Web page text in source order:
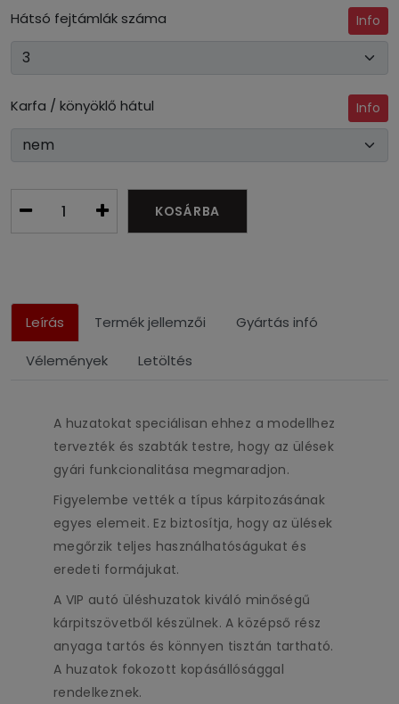
Hátsó fejtámlák száma Info
Karfa / könyöklő hátul Info
KOSÁRBA
Leírás Termék jellemzői Gyártás infó
Vélemények Letöltés
A huzatokat speciálisan ehhez a modellhez
tervezték és szabták testre, hogy az ülések
gyári funkcionalitása megmaradjon.
Figyelembe vették a típus kárpitozásának
egyes elemeit. Ez biztosítja, hogy az ülések
megőrzik teljes használhatóságukat és
eredeti formájukat.
A VIP autó üléshuzatok kiváló minőségű
kárpitszövetből készülnek. A középső rész
anyaga tartós és könnyen tisztán tartható.
A huzatok fokozott kopásállósággal
rendelkeznek.